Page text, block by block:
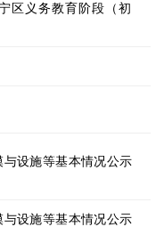
区义务教育阶段（初
设施等基本情况公示
设施等基本情况公示